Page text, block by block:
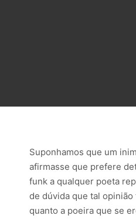
Suponhamos que um
afirmasse que prefere
funk a qualquer poeta
de dúvida que tal
quanto a poeira que se